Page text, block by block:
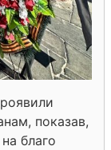
показав,
благо